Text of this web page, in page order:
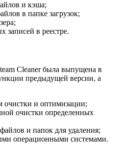
и кэша;
в папке загрузок;
записей в реестре.
Cleaner была выпущена в
предыдущей версии, а
и оптимизации;
очистки определенных
и папок для удаления;
операционными системами.